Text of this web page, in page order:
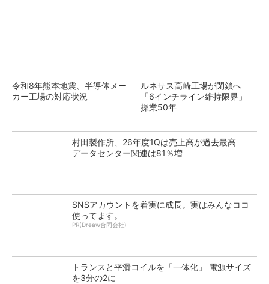
令和8年熊本地震、半導体メー
カー工場の対応状況
ルネサス高崎工場が閉鎖へ
「6インチライン維持限界」
操業50年
村田製作所、26年度1Qは売上高が過去最高
データセンター関連は81％増
SNSアカウントを着実に成長。実はみんなココ
使ってます。
PR(Dreaw合同会社)
トランスと平滑コイルを「一体化」 電源サイズ
を3分の2に